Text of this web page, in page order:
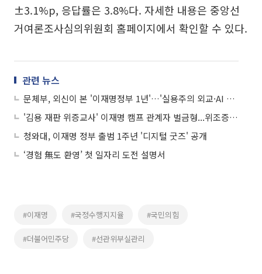
±3.1%p, 응답률은 3.8%다. 자세한 내용은 중앙선
거여론조사심의위원회 홈페이지에서 확인할 수 있다.
관련 뉴스
문체부, 외신이 본 '이재명정부 1년'…'실용주의 외교·AI 공급망 핵심국’
'김용 재판 위증교사' 이재명 캠프 관계자 벌금형...위조증거 사용 혐의만 인정
청와대, 이재명 정부 출범 1주년 '디지털 굿즈' 공개
‘경험 無도 환영’ 첫 일자리 도전 설명서
#이재명 #국정수행지지율 #국민의힘
#더불어민주당 #선관위부실관리